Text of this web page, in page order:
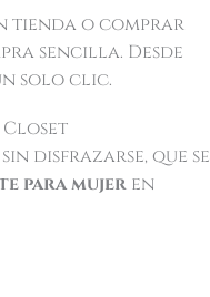
tienda o comprar
sencilla. Desde
solo clic.
Closet
disfrazarse, que se
para mujer en